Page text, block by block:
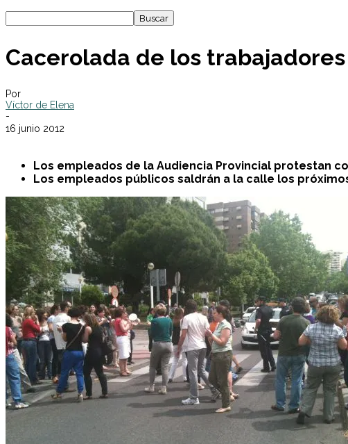
Cacerolada de los
Por
Víctor de Elena
-
16 junio 2012
Los empleados de la Audiencia Provincial protestan
Los empleados públicos saldrán a la calle los